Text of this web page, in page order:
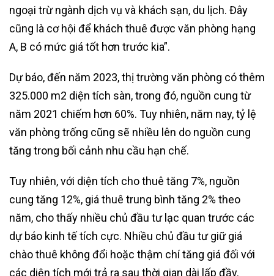
ngoại trừ ngành dịch vụ và khách sạn, du lịch. Đây
cũng là cơ hội để khách thuê được văn phòng hạng
A, B có mức giá tốt hơn trước kia”.
Dự báo, đến năm 2023, thị trường văn phòng có thêm
325.000 m2 diện tích sàn, trong đó, nguồn cung từ
năm 2021 chiếm hơn 60%. Tuy nhiên, năm nay, tỷ lệ
văn phòng trống cũng sẽ nhiều lên do nguồn cung
tăng trong bối cảnh nhu cầu hạn chế.
Tuy nhiên, với diện tích cho thuê tăng 7%, nguồn
cung tăng 12%, giá thuê trung bình tăng 2% theo
năm, cho thấy nhiều chủ đầu tư lạc quan trước các
dự báo kinh tế tích cực. Nhiều chủ đầu tư giữ giá
chào thuê không đổi hoặc thậm chí tăng giá đối với
các diện tích mới trả ra sau thời gian dài lấp đầy.